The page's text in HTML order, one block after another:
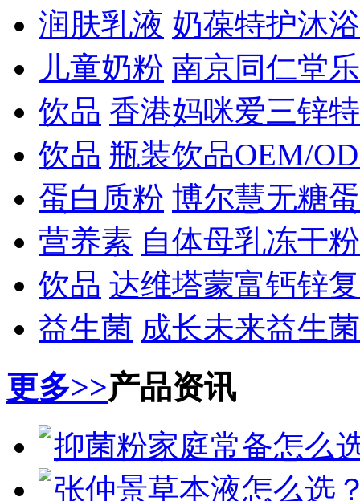
润肤乳液 奶葆特护沐
儿童奶粉 南京同仁堂
饮品 香港妈咪爱三锌
饮品 瓶装饮品OEM/
蛋白质粉 博尔慧无糖
营养素 自体母乳冻干
饮品 达维塔蒙富钙锌
益生菌 成长未来益生
更多>>产品资讯
抑菌粉家庭常备怎么
张仲景草本液怎么选